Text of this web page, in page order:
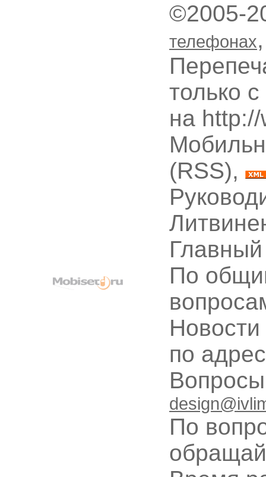
©2005-
телефонах
только
на
(RSS),
По
по
По